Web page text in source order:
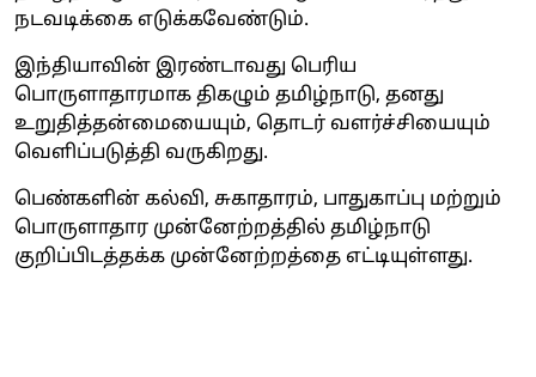
நடவடிக்கை எடுக்கவேண்டும்.
இந்தியாவின் இரண்டாவது பெரிய
பொருளாதாரமாக திகழும் தமிழ்நாடு, தனது
உறுதித்தன்மையையும், தொடர் வளர்ச்சியையும்
வெளிப்படுத்தி வருகிறது.
பெண்களின் கல்வி, சுகாதாரம், பாதுகாப்பு மற்றும்
பொருளாதார முன்னேற்றத்தில் தமிழ்நாடு
குறிப்பிடத்தக்க முன்னேற்றத்தை எட்டியுள்ளது.